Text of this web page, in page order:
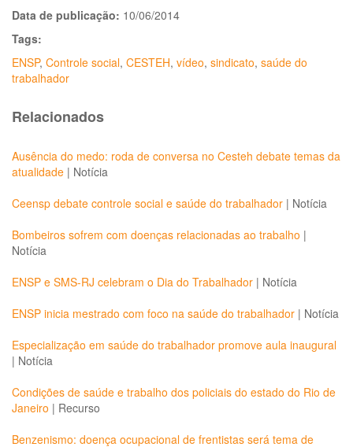
Data de publicação: 10/06/2014
Tags:
ENSP, Controle social, CESTEH, vídeo, sindicato, saúde do
trabalhador
Relacionados
Ausência do medo: roda de conversa no Cesteh debate temas da
atualidade | Notícia
Ceensp debate controle social e saúde do trabalhador | Notícia
Bombeiros sofrem com doenças relacionadas ao trabalho |
Notícia
ENSP e SMS-RJ celebram o Dia do Trabalhador | Notícia
ENSP inicia mestrado com foco na saúde do trabalhador | Notícia
Especialização em saúde do trabalhador promove aula inaugural
| Notícia
Condições de saúde e trabalho dos policiais do estado do Rio de
Janeiro | Recurso
Benzenismo: doença ocupacional de frentistas será tema de